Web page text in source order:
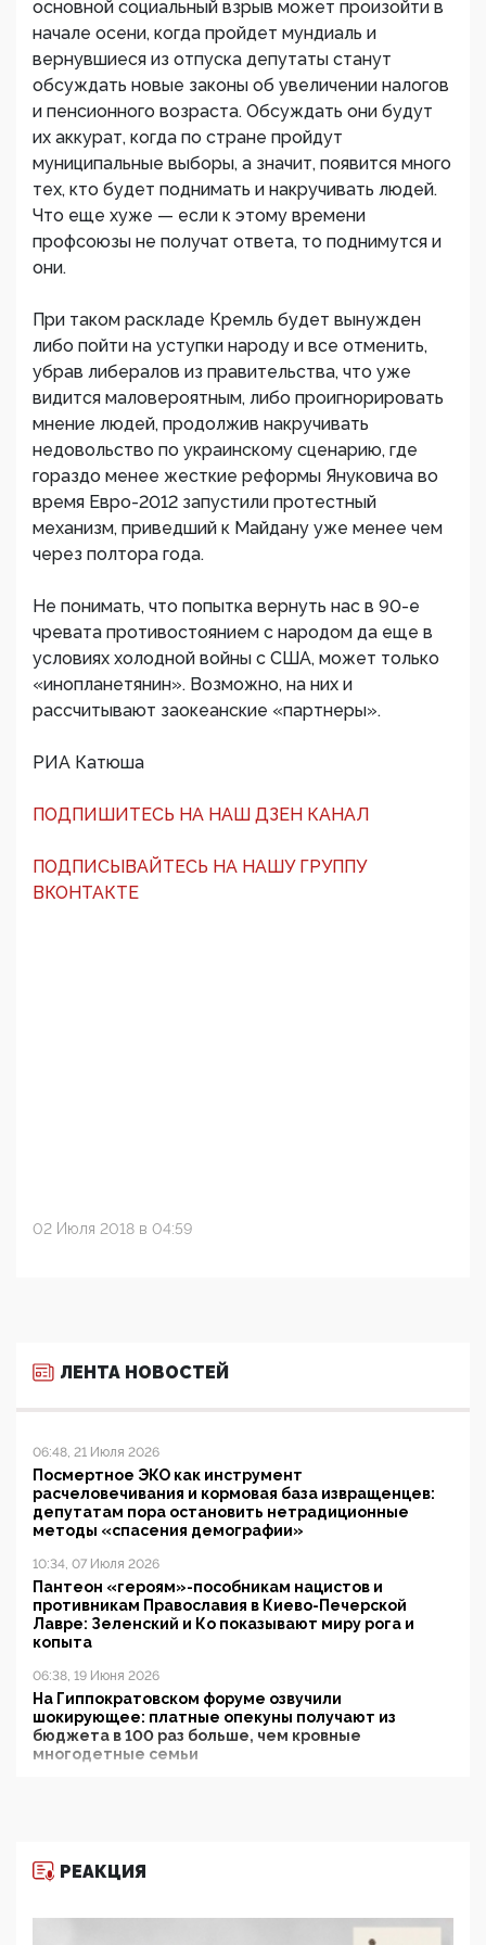
основной социальный взрыв может произойти в
начале осени, когда пройдет мундиаль и
вернувшиеся из отпуска депутаты станут
обсуждать новые законы об увеличении налогов
и пенсионного возраста. Обсуждать они будут
их аккурат, когда по стране пройдут
муниципальные выборы, а значит, появится много
тех, кто будет поднимать и накручивать людей.
Что еще хуже — если к этому времени
профсоюзы не получат ответа, то поднимутся и
они.
При таком раскладе Кремль будет вынужден
либо пойти на уступки народу и все отменить,
убрав либералов из правительства, что уже
видится маловероятным, либо проигнорировать
мнение людей, продолжив накручивать
недовольство по украинскому сценарию, где
гораздо менее жесткие реформы Януковича во
время Евро-2012 запустили протестный
механизм, приведший к Майдану уже менее чем
через полтора года.
Не понимать, что попытка вернуть нас в 90-е
чревата противостоянием с народом да еще в
условиях холодной войны с США, может только
«инопланетянин». Возможно, на них и
рассчитывают заокеанские «партнеры».
РИА Катюша
ПОДПИШИТЕСЬ НА НАШ ДЗЕН КАНАЛ
ПОДПИСЫВАЙТЕСЬ НА НАШУ ГРУППУ
ВКОНТАКТЕ
02 Июля 2018 в 04:59
ЛЕНТА НОВОСТЕЙ
06:48, 21 Июля 2026
Посмертное ЭКО как инструмент
расчеловечивания и кормовая база извращенцев:
депутатам пора остановить нетрадиционные
методы «спасения демографии»
10:34, 07 Июля 2026
Пантеон «героям»-пособникам нацистов и
противникам Православия в Киево-Печерской
Лавре: Зеленский и Ко показывают миру рога и
копыта
06:38, 19 Июня 2026
На Гиппократовском форуме озвучили
шокирующее: платные опекуны получают из
бюджета в 100 раз больше, чем кровные
многодетные семьи
11:53, 09 Июня 2026
деятельность ИИТО ЮНЕСКО в России, но
цифроглобалисты продолжают определять
РЕАКЦИЯ